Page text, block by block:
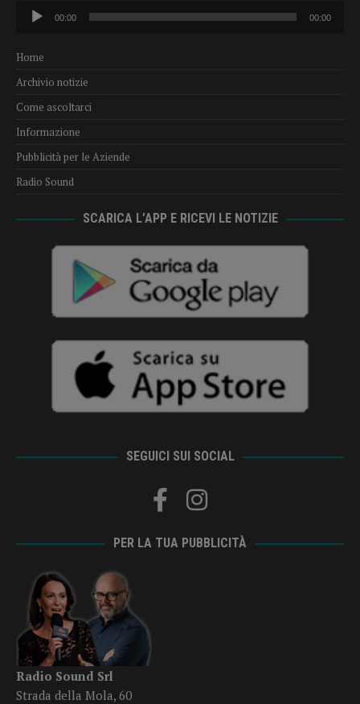
Audio
Player
00:00 00:00
Home
Archivio notizie
Come ascoltarci
Informazione
Pubblicità per le Aziende
Radio Sound
SCARICA L’APP E RICEVI LE NOTIZIE
SEGUICI SUI SOCIAL
PER LA TUA PUBBLICITÀ
Radio Sound Srl
Strada della Mola, 60